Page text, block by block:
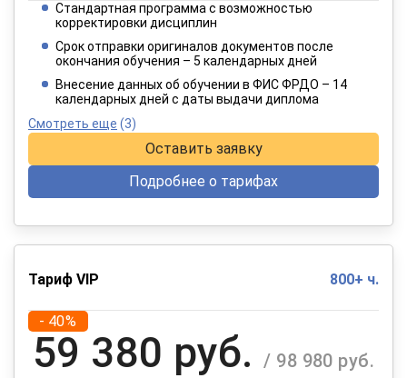
3 849 руб.
При оплате в рассрочку на 12 месяцев
Стандартная программа с возможностью
корректировки дисциплин
Срок отправки оригиналов документов после
окончания обучения – 5 календарных дней
Внесение данных об обучении в ФИС ФРДО – 14
календарных дней с даты выдачи диплома
Смотреть еще (3)
Оставить заявку
Подробнее о тарифах
Тариф VIP 800+ ч.
- 40%
59 380 руб. / 98 980 руб.